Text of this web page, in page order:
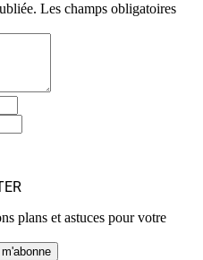
Les champs obligatoires
plans et astuces pour votre